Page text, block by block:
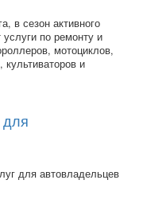
в сезон активного
услуги по ремонту и
мотоциклов,
культиваторов и
для
для автовладельцев